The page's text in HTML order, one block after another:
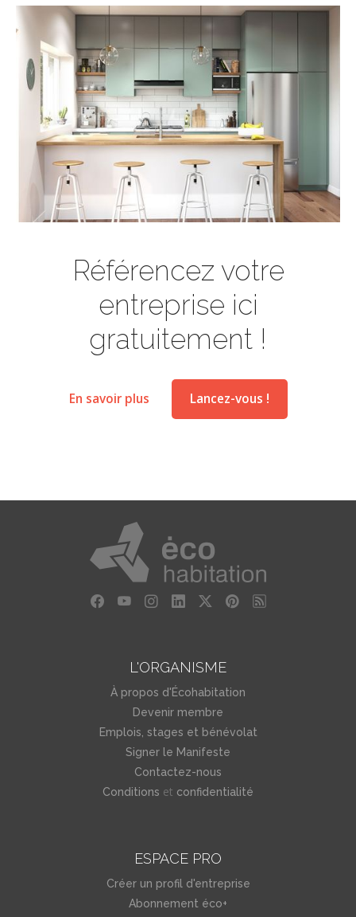
Référencez votre
entreprise ici
gratuitement !
En savoir plus Lancez-vous !
L'ORGANISME
À propos d'Écohabitation
Devenir membre
Emplois, stages et bénévolat
Signer le Manifeste
Contactez-nous
Conditions et confidentialité
ESPACE PRO
Créer un profil d'entreprise
Abonnement éco+